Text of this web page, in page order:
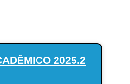
2025.2